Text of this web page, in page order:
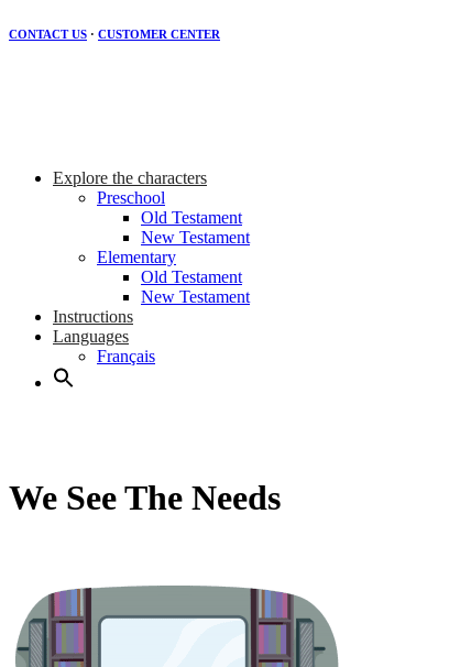
CONTACT US · CUSTOMER CENTER
Explore the characters
Preschool
Old Testament
New Testament
Elementary
Old Testament
New Testament
Instructions
Languages
Français
We See The Needs